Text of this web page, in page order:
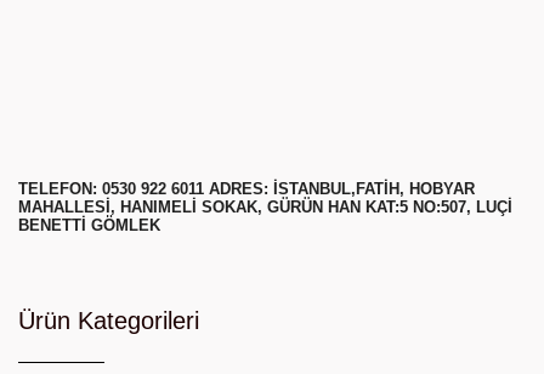
TELEFON: 0530 922 6011 ADRES: ISTANBUL,FATIH, HOBYAR
MAHALLESI, HANIMELI SOKAK, GÜRÜN HAN KAT:5 NO:507, LUÇI
BENETTI GÖMLEK
Ürün Kategorileri